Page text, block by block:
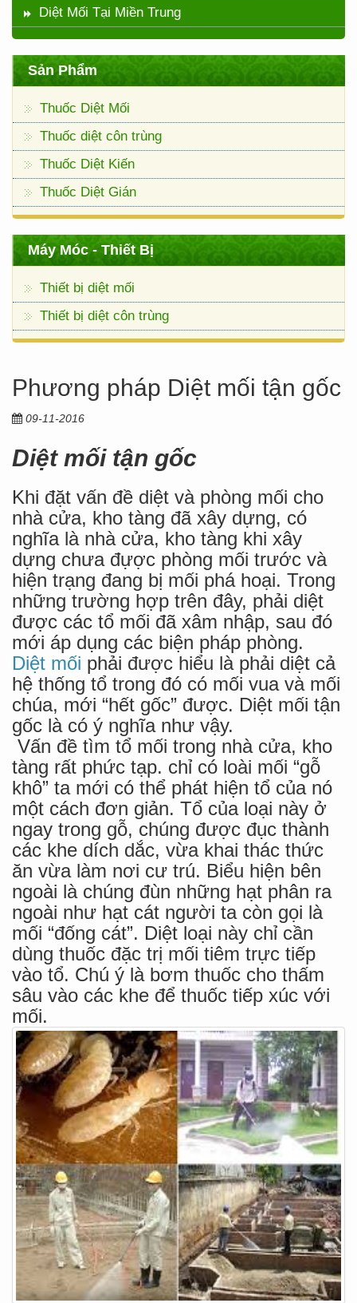
Diệt Mối Tại Miền Trung
Sản Phẩm
Thuốc Diệt Mối
Thuốc diệt côn trùng
Thuốc Diệt Kiến
Thuốc Diệt Gián
Máy Móc - Thiết Bị
Thiết bị diệt mối
Thiết bị diệt côn trùng
Phương pháp Diệt mối tận gốc
09-11-2016
Diệt mối tận gốc
Khi đặt vấn đề diệt và phòng mối cho
nhà cửa, kho tàng đã xây dựng, có
nghĩa là nhà cửa, kho tàng khi xây
dựng chưa đựợc phòng mối trước và
hiện trạng đang bị mối phá hoại. Trong
những trường hợp trên đây, phải diệt
được các tổ mối đã xâm nhập, sau đó
mới áp dụng các biện pháp phòng.
Diệt mối phải được hiểu là phải diệt cả
hệ thống tổ trong đó có mối vua và mối
chúa, mới “hết gốc” được. Diệt mối tận
gốc là có ý nghĩa như vậy.
Vấn đề tìm tổ mối trong nhà cửa, kho
tàng rất phức tạp. chỉ có loài mối “gỗ
khô” ta mới có thể phát hiện tổ của nó
một cách đơn giản. Tổ của loại này ở
ngay trong gỗ, chúng được đục thành
các khe dích dắc, vừa khai thác thức
ăn vừa làm nơi cư trú. Biểu hiện bên
ngoài là chúng đùn những hạt phân ra
ngoài như hạt cát người ta còn gọi là
mối “đống cát”. Diệt loại này chỉ cần
dùng thuốc đặc trị mối tiêm trực tiếp
vào tổ. Chú ý là bơm thuốc cho thấm
sâu vào các khe để thuốc tiếp xúc với
mối.